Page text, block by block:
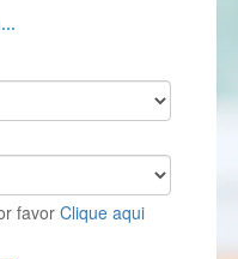
favorClique aqui